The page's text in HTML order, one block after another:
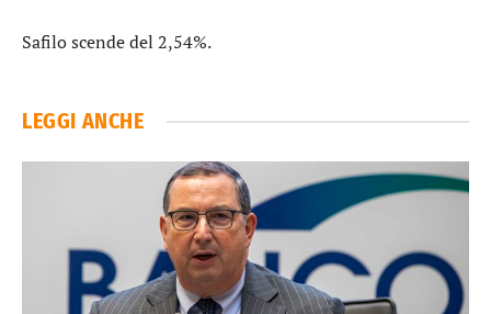
Safiloscende del 2,54%.
LEGGI ANCHE